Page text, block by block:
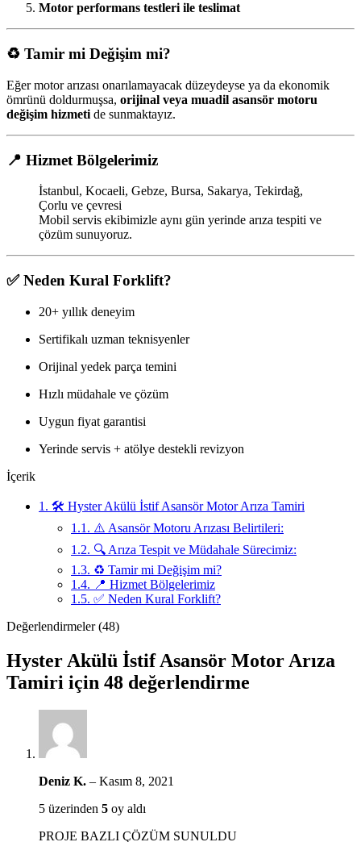
Motor performans testleri ile teslimat
♻️ Tamir mi Değişim mi?
Eğer motor arızası onarılamayacak düzeydeyse ya da ekonomik
ömrünü doldurmuşsa, orijinal veya muadil asansör motoru
değişim hizmeti de sunmaktayız.
📍 Hizmet Bölgelerimiz
İstanbul, Kocaeli, Gebze, Bursa, Sakarya, Tekirdağ,
Çorlu ve çevresi
Mobil servis ekibimizle aynı gün yerinde arıza tespiti ve
çözüm sunuyoruz.
✅ Neden Kural Forklift?
20+ yıllık deneyim
Sertifikalı uzman teknisyenler
Orijinal yedek parça temini
Hızlı müdahale ve çözüm
Uygun fiyat garantisi
Yerinde servis + atölye destekli revizyon
İçerik
1. 🛠 Hyster Akülü İstif Asansör Motor Arıza Tamiri
1.1. ⚠️ Asansör Motoru Arızası Belirtileri:
1.2. 🔍 Arıza Tespit ve Müdahale Sürecimiz:
1.3. ♻️ Tamir mi Değişim mi?
1.4. 📍 Hizmet Bölgelerimiz
1.5. ✅ Neden Kural Forklift?
Değerlendirmeler (48)
Hyster Akülü İstif Asansör Motor Arıza
Tamiri için 48 değerlendirme
Deniz K. – Kasım 8, 2021
5 üzerinden 5 oy aldı
PROJE BAZLI ÇÖZÜM SUNULDU